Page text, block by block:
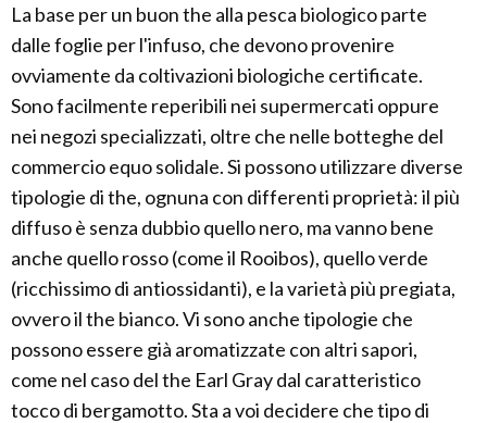
La base per un buon the alla pesca biologico parte
dalle foglie per l'infuso, che devono provenire
ovviamente da coltivazioni biologiche certificate.
Sono facilmente reperibili nei supermercati oppure
nei negozi specializzati, oltre che nelle botteghe del
commercio equo solidale. Si possono utilizzare diverse
tipologie di the, ognuna con differenti proprietà: il più
diffuso è senza dubbio quello nero, ma vanno bene
anche quello rosso (come il Rooibos), quello verde
(ricchissimo di antiossidanti), e la varietà più pregiata,
ovvero il the bianco. Vi sono anche tipologie che
possono essere già aromatizzate con altri sapori,
come nel caso del the Earl Gray dal caratteristico
tocco di bergamotto. Sta a voi decidere che tipo di